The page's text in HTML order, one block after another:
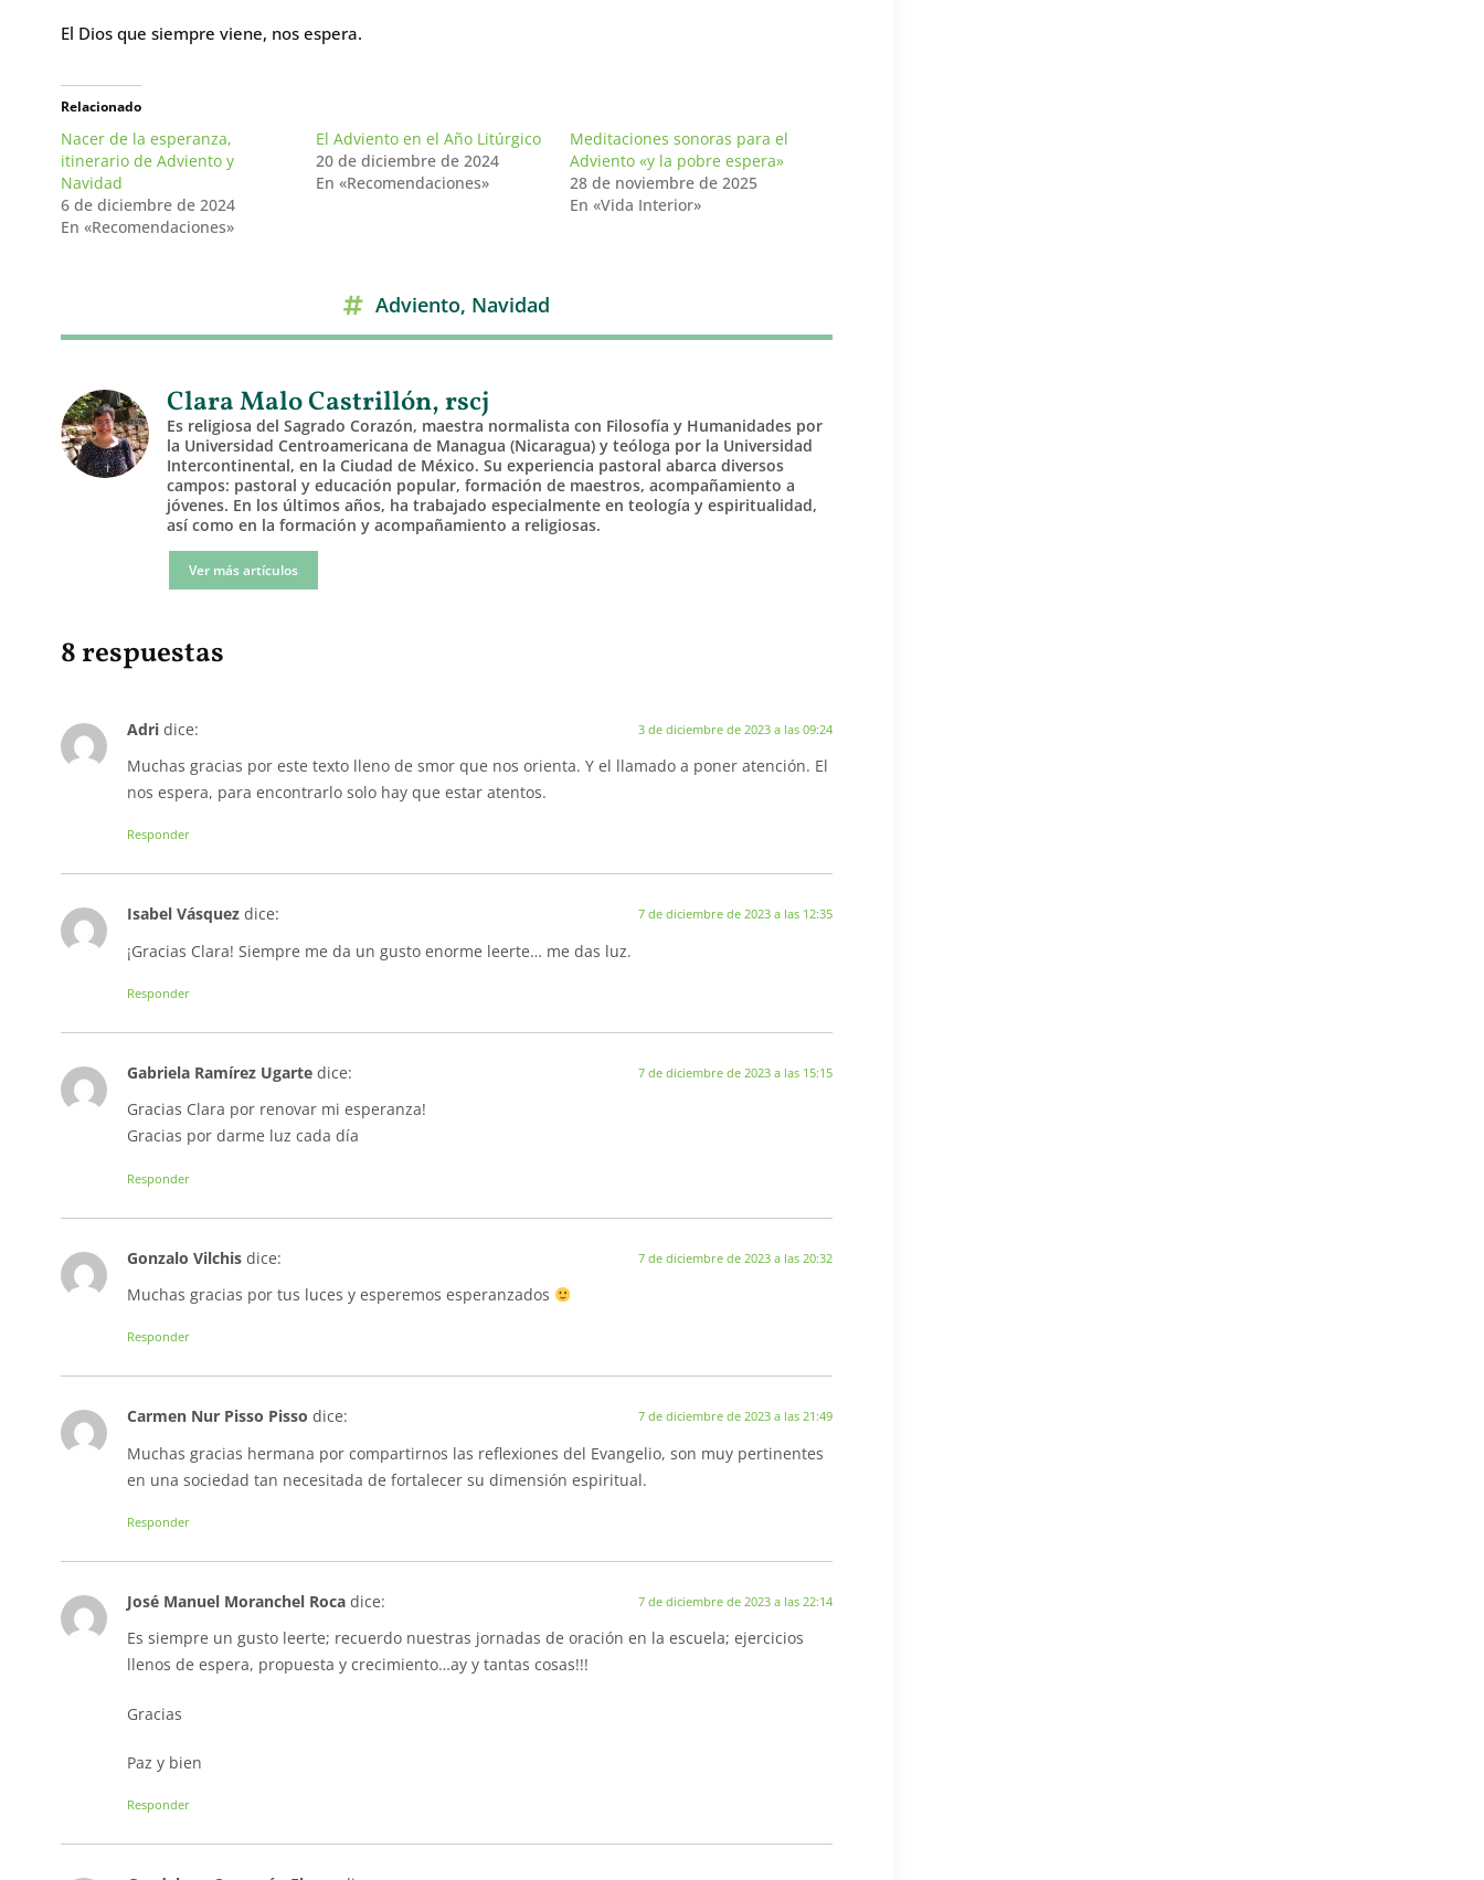
El Dios que siempre viene, nos espera.
Relacionado
Nacer de la esperanza,
itinerario de Adviento y
Navidad
6 de diciembre de 2024
En «Recomendaciones»
El Adviento en el Año Litúrgico
20 de diciembre de 2024
En «Recomendaciones»
Meditaciones sonoras para el
Adviento «y la pobre espera»
28 de noviembre de 2025
En «Vida Interior»
Adviento, Navidad
Clara Malo Castrillón, rscj
Es religiosa del Sagrado Corazón, maestra normalista con Filosofía y Humanidades por
la Universidad Centroamericana de Managua (Nicaragua) y teóloga por la Universidad
Intercontinental, en la Ciudad de México. Su experiencia pastoral abarca diversos
campos: pastoral y educación popular, formación de maestros, acompañamiento a
jóvenes. En los últimos años, ha trabajado especialmente en teología y espiritualidad,
así como en la formación y acompañamiento a religiosas.
Ver más artículos
8 respuestas
Adri dice: 3 de diciembre de 2023 a las 09:24
Muchas gracias por este texto lleno de smor que nos orienta. Y el llamado a poner atención. El
nos espera, para encontrarlo solo hay que estar atentos.
Responder
Isabel Vásquez dice: 7 de diciembre de 2023 a las 12:35
¡Gracias Clara! Siempre me da un gusto enorme leerte… me das luz.
Responder
Gabriela Ramírez Ugarte dice: 7 de diciembre de 2023 a las 15:15
Gracias Clara por renovar mi esperanza!
Gracias por darme luz cada día
Responder
Gonzalo Vilchis dice: 7 de diciembre de 2023 a las 20:32
Muchas gracias por tus luces y esperemos esperanzados
Responder
Carmen Nur Pisso Pisso dice: 7 de diciembre de 2023 a las 21:49
Muchas gracias hermana por compartirnos las reflexiones del Evangelio, son muy pertinentes
en una sociedad tan necesitada de fortalecer su dimensión espiritual.
Responder
José Manuel Moranchel Roca dice: 7 de diciembre de 2023 a las 22:14
Es siempre un gusto leerte; recuerdo nuestras jornadas de oración en la escuela; ejercicios
llenos de espera, propuesta y crecimiento…ay y tantas cosas!!!
Gracias
Paz y bien
Responder